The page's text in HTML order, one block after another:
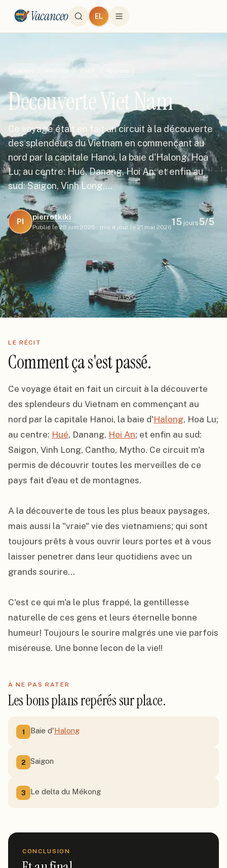
Vacanceo EL
Vietnam 2025
Decouverte Viet Nam
Ce voyage était en fait un circuit à la découverte
des splendeurs du Vietnam en commençant au
nord par la capitale Hanoi, la baie d'Halong, Hoa
Lu; au centre: Hué, Danang, Hoi An; et enfin au
sud: Saigon, Vinh Long,…
PI
pierrotkiki
Publié le 28 juin 2025 · mis à jour le 21 mai 2026
15 jours5/5
LE RÉCIT
Comment ça s'est passé.
Ce voyage était en fait un circuit à la découverte
des splendeurs du Vietnam en commençant au
nord par la capitale Hanoi, la baie d'Halong, Hoa Lu;
au centre: Hué, Danang, Hoi An; et enfin au sud:
Saigon, Vinh Long, Cantho, Mytho. Ce circuit m'a
permis de découvrir toutes les merveilles de ce
pays fait d'eau et de montagnes.
A la découverte de tous les plus beaux paysages,
mais aussi la "vraie" vie des vietnamiens; qui sont
toujours prêts à vous ouvrir leurs portes et à vous
laisser penetrer dans leur quotidiens avec un
grands sourire...
C'est ce qui m'a le plus frappé, la gentillesse
naturelle de ces gens et leurs éternelle bonne
humeur! Toujours le sourire malgrés une vie parfois
miséreuse. Une bonne lecon de la vie!!
À NE PAS RATER
Les bons plans repérés sur place.
1 Baie d'Halong
2 Saigon
3 Le delta du Mékong
CONCLUSION